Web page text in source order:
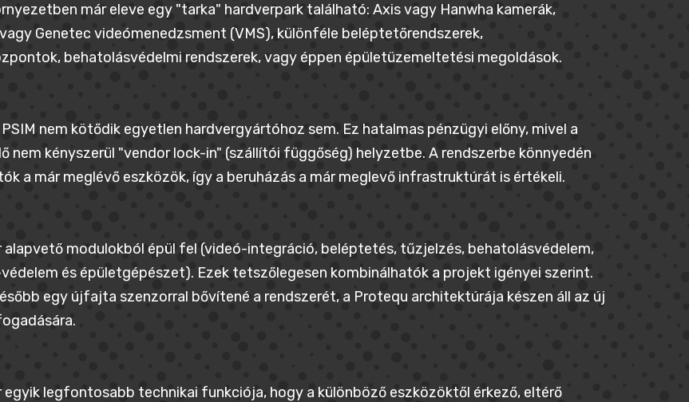
már eleve egy "tarka" hardverpark található: Axis vagy Hanwha kamerák,
Genetec videómenedzsment (VMS), különféle beléptetőrendszerek,
behatolásvédelmi rendszerek, vagy éppen épületüzemeltetési megoldások.
nem kötődik egyetlen hardvergyártóhoz sem. Ez hatalmas pénzügyi előny, mivel a
nem kényszerül "vendor lock-in" (szállítói függőség) helyzetbe. A rendszerbe könnyedén
a már meglévő eszközök, így a beruházás a már meglevő infrastruktúrát is értékeli.
alapvető modulokból épül fel (videó-integráció, beléptetés, tűzjelzés, behatolásvédelem,
és épületgépészet). Ezek tetszőlegesen kombinálhatók a projekt igényei szerint.
egy újfajta szenzorral bővítené a rendszerét, a Protequ architektúrája készen áll az új
egyik legfontosabb technikai funkciója, hogy a különböző eszközöktől érkező, eltérő